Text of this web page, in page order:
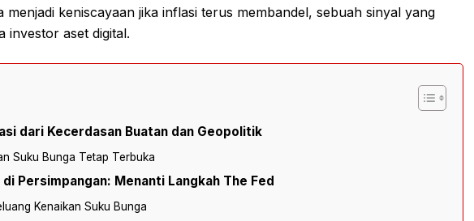
menjadi keniscayaan jika inflasi terus membandel, sebuah sinyal yang
investor aset digital.
dari Kecerdasan Buatan dan Geopolitik
Suku Bunga Tetap Terbuka
Persimpangan: Menanti Langkah The Fed
Kenaikan Suku Bunga